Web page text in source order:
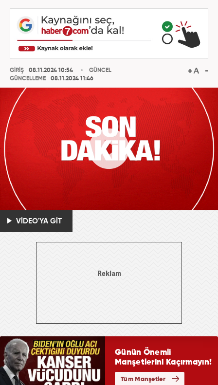
GİRİŞ
08.11.2024 10:54
GÜNCELLEME
08.11.2024 11:46
GÜNCEL
VİDEO'YA GİT